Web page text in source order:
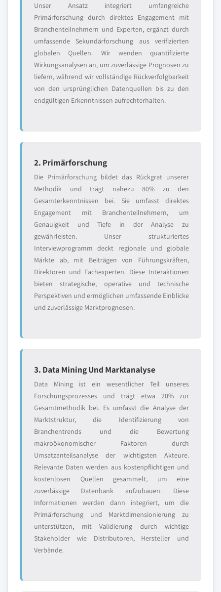
Unser Ansatz integriert umfangreiche
Primärforschung durch direktes Engagement mit
Branchenteilnehmern und Experten, ergänzt durch
umfassende Sekundärforschung aus verifizierten
globalen Quellen. Wir wenden quantifizierte
Wirkungsanalysen an, um zuverlässige Prognosen zu
liefern, während wir vollständige Rückverfolgbarkeit
von den ursprünglichen Datenquellen bis zu den
endgültigen Erkenntnissen aufrechterhalten.
2. Primärforschung
Die Primärforschung bildet das Rückgrat unserer
Methodik und trägt nahezu 80% zu den
Gesamterkenntnissen bei. Sie umfasst direktes
Engagement mit Branchenteilnehmern, um
Genauigkeit und Tiefe in der Analyse zu
gewährleisten. Unser strukturiertes
Interviewprogramm deckt regionale und globale
Märkte ab, mit Beiträgen von Führungskräften,
Direktoren und Fachexperten. Diese Interaktionen
bieten strategische, operative und technische
Perspektiven und ermöglichen umfassende Einblicke
und zuverlässige Marktprognosen.
3. Data Mining Und Marktanalyse
Data Mining ist ein wesentlicher Teil unseres
Forschungsprozesses und trägt etwa 20% zur
Gesamtmethodik bei. Es umfasst die Analyse der
Marktstruktur, die Identifizierung von
Branchentrends und die Bewertung
makroökonomischer Faktoren durch
Umsatzanteilsanalyse der wichtigsten Akteure.
Relevante Daten werden aus kostenpflichtigen und
kostenlosen Quellen gesammelt, um eine
zuverlässige Datenbank aufzubauen. Diese
Informationen werden dann integriert, um die
Primärforschung und Marktdimensionierung zu
unterstützen, mit Validierung durch wichtige
Stakeholder wie Distributoren, Hersteller und
Verbände.